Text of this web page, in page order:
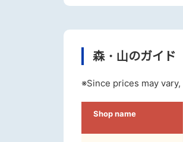
森・山のガイ
※Since prices may
Shop name